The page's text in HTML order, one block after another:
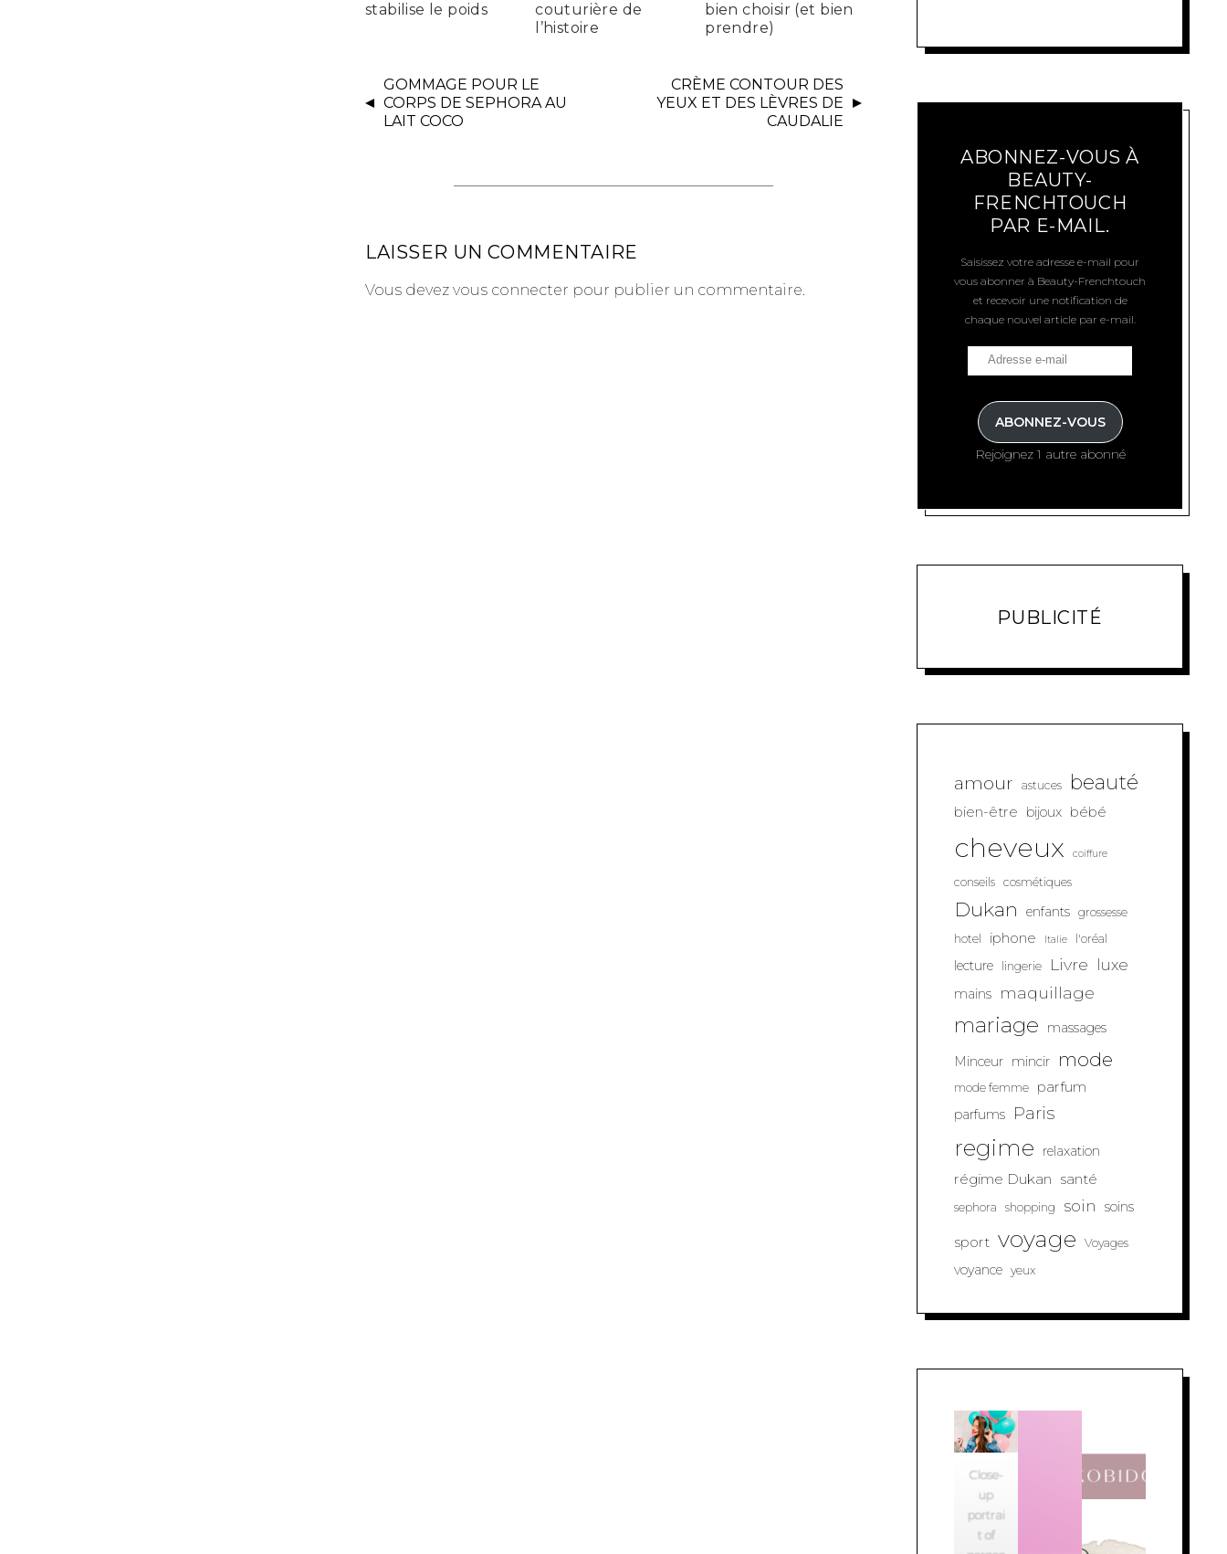
stabilise le poids
couturière de
l’histoire
bien choisir (et bien
prendre)
GOMMAGE POUR LE
CORPS DE SEPHORA AU
LAIT COCO
CRÈME CONTOUR DES
YEUX ET DES LÈVRES DE
CAUDALIE
LAISSER UN COMMENTAIRE
Vous devez vous connecter pour publier un commentaire.
ABONNEZ-VOUS À
BEAUTY-
FRENCHTOUCH
PAR E-MAIL.
Saisissez votre adresse e-mail pour
vous abonner à Beauty-Frenchtouch
et recevoir une notification de
chaque nouvel article par e-mail.
ABONNEZ-VOUS
Rejoignez 1 autre abonné
PUBLICITÉ
amour astuces beauté
bien-être bijoux bébé
cheveux coiffure
conseils cosmétiques
Dukan enfants grossesse
hotel
iphone Italie l'oréal
lecture lingerie Livre luxe
mains maquillage
mariage massages
Minceur mincir mode
mode femme parfum
parfums Paris
regime relaxation
régime Dukan santé
sephora shopping soin soins
sport voyage Voyages
voyance yeux
Close-
up
portrai
t of